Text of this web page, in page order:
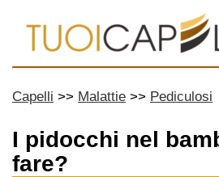
Capelli Malattie Pediculosi
I pidocchi nel
fare?